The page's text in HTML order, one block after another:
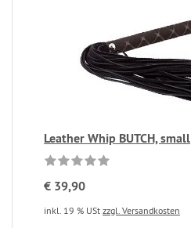
Leather Whip BUTCH, small
€ 39,90
inkl. 19 % USt zzgl. Versandkosten